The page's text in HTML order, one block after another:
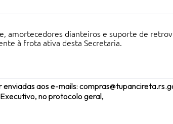
amortecedores dianteiros e suporte de
à frota ativa desta Secretaria.
enviadas aos e-mails:
no protocolo geral,